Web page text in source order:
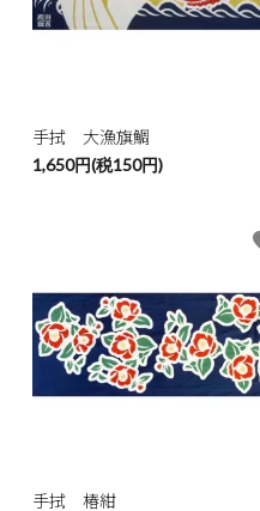
手拭 大漁旗鯛
1,650円(税150円)
手拭 椿紺
カテゴリー